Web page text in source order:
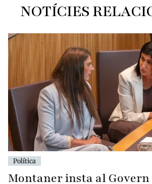
NOTÍCIES
Política
Montaner insta al Govern